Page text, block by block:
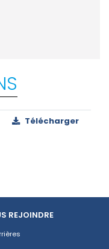
Télécharger
REJOINDRE